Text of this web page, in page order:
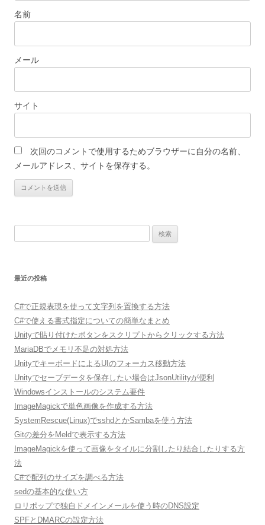
名前
メール
サイト
次回のコメントで使用するためブラウザーに自分の名前、
メールアドレス、サイトを保存する。
最近の投稿
C#で正規表現を使って文字列を置換する方法
C#で使える書式指定についての簡単なまとめ
Unityで貼り付けたボタンをスクリプトからクリックする方法
MariaDBでメモリ不足の対処方法
UnityでキーボードによるUIのフォーカス移動方法
Unityでセーブデータを保存したい場合はJsonUtilityが便利
Windowsインストールのシステム要件
ImageMagickで単色画像を作成する方法
SystemRescue(Linux)でsshdとかSambaを使う方法
Gitの差分をMeldで表示する方法
ImageMagickを使って画像をタイルに分割したり結合したりする方
法
C#で配列のサイズを調べる方法
sedの基本的な使い方
ロリポップで独自ドメインメールを使う時のDNS設定
SPFとDMARCの設定方法